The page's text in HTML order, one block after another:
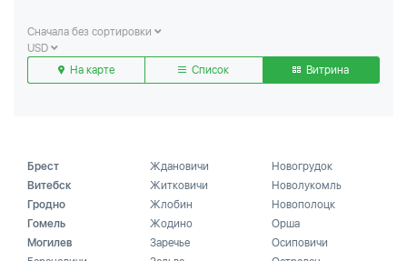
Сначала без сортировки
USD
На карте
Список Витрина
Брест
Витебск
Гродно
Гомель
Могилев
Ждановичи
Житковичи
Жлобин
Жодино
Заречье
Новогрудок
Новолукомль
Новополоцк
Орша
Осиповичи